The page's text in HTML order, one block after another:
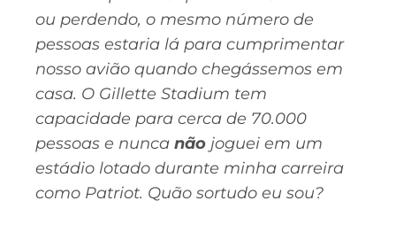
ou perdendo, o mesmo número de
pessoas estaria lá para cumprimentar
nosso avião quando chegássemos em
casa. O Gillette Stadium tem
capacidade para cerca de 70.000
pessoas e nunca não joguei em um
estádio lotado durante minha carreira
como Patriot. Quão sortudo eu sou?